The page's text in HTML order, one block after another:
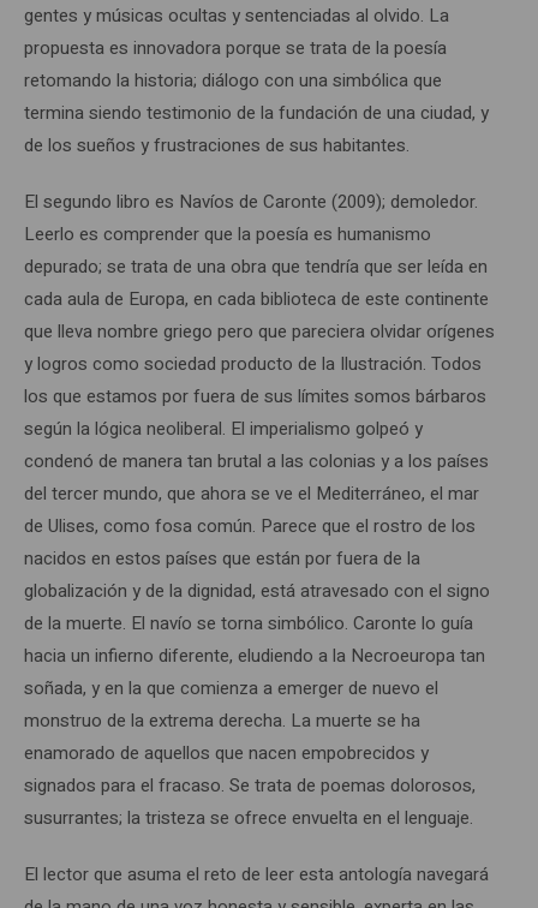
gentes y músicas ocultas y sentenciadas al olvido. La
propuesta es innovadora porque se trata de la poesía
retomando la historia; diálogo con una simbólica que
termina siendo testimonio de la fundación de una ciudad, y
de los sueños y frustraciones de sus habitantes.
El segundo libro es Navíos de Caronte (2009); demoledor.
Leerlo es comprender que la poesía es humanismo
depurado; se trata de una obra que tendría que ser leída en
cada aula de Europa, en cada biblioteca de este continente
que lleva nombre griego pero que pareciera olvidar orígenes
y logros como sociedad producto de la Ilustración. Todos
los que estamos por fuera de sus límites somos bárbaros
según la lógica neoliberal. El imperialismo golpeó y
condenó de manera tan brutal a las colonias y a los países
del tercer mundo, que ahora se ve el Mediterráneo, el mar
de Ulises, como fosa común. Parece que el rostro de los
nacidos en estos países que están por fuera de la
globalización y de la dignidad, está atravesado con el signo
de la muerte. El navío se torna simbólico. Caronte lo guía
hacia un infierno diferente, eludiendo a la Necroeuropa tan
soñada, y en la que comienza a emerger de nuevo el
monstruo de la extrema derecha. La muerte se ha
enamorado de aquellos que nacen empobrecidos y
signados para el fracaso. Se trata de poemas dolorosos,
susurrantes; la tristeza se ofrece envuelta en el lenguaje.
El lector que asuma el reto de leer esta antología navegará